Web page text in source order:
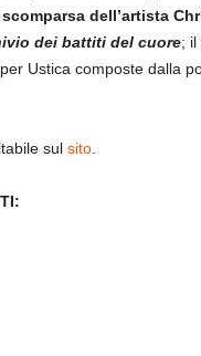
dell’artista
dei battiti del cuore; il
Ustica composte dalla
sul sito.